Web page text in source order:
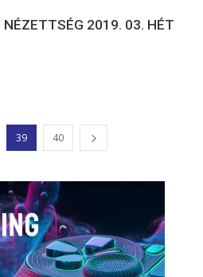
NÉZETTSÉG 2019. 03. HÉT
39 40